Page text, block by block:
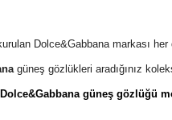
Dolce&Gabbana markası
güneş gözlükleri aradığınız
Dolce&Gabbana güneş gözlüğü